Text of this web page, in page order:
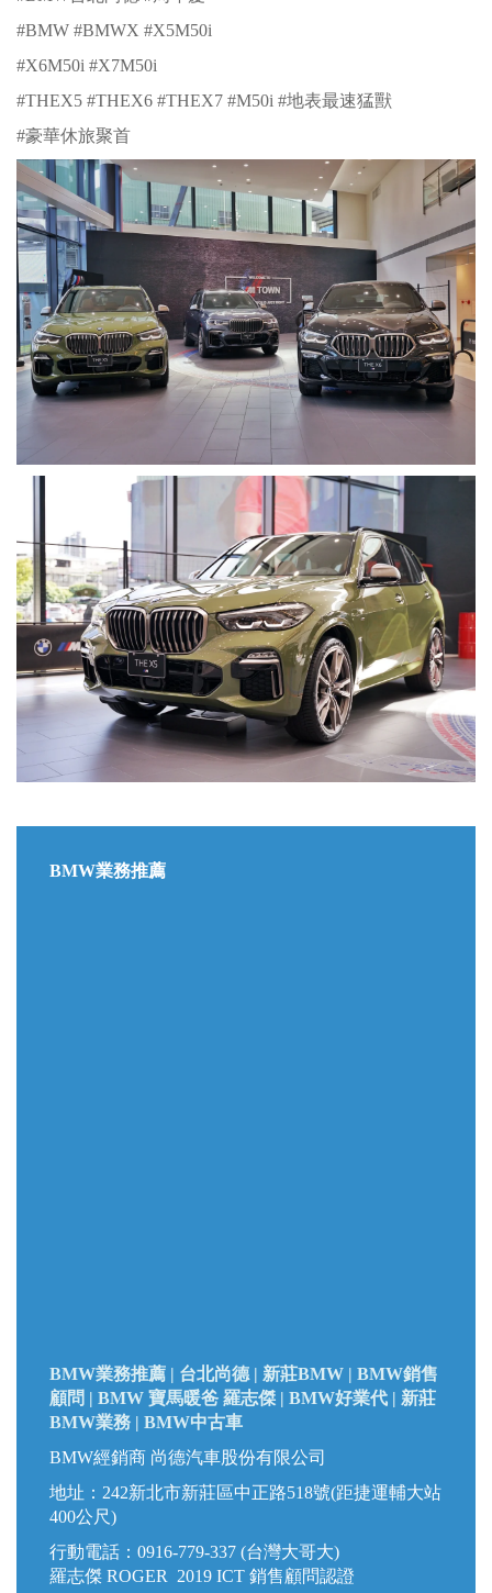
#BMW #BMWX #X5M50i
#X6M50i #X7M50i
#THEX5 #THEX6 #THEX7 #M50i #地表最速猛獸
#豪華休旅聚首
BMW業務推薦
BMW業務推薦 | 台北尚德 | 新莊BMW | BMW銷售
顧問 | BMW 寶馬暖爸 羅志傑 | BMW好業代 | 新莊
BMW業務 | BMW中古車
BMW經銷商 尚德汽車股份有限公司
地址：242新北市新莊區中正路518號(距捷運輔大站
400公尺)
行動電話：0916-779-337 (台灣大哥大)
羅志傑 ROGER 2019 ICT 銷售顧問認證